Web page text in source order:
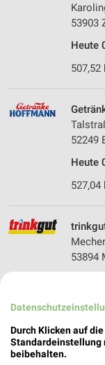
53903
Heute
52249
Heute
53894
511,92
Durch Klicken auf
Standardeinstellung
beibehalten.